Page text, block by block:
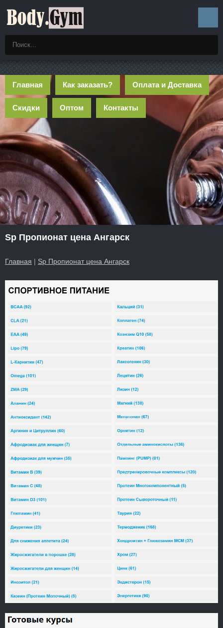
Главная Как заказать? Оплата и Доставка
Скидки Оптом Контакты
Sp Пропионат цена Ангарск
Главная | Sp Пропионат цена Ангарск